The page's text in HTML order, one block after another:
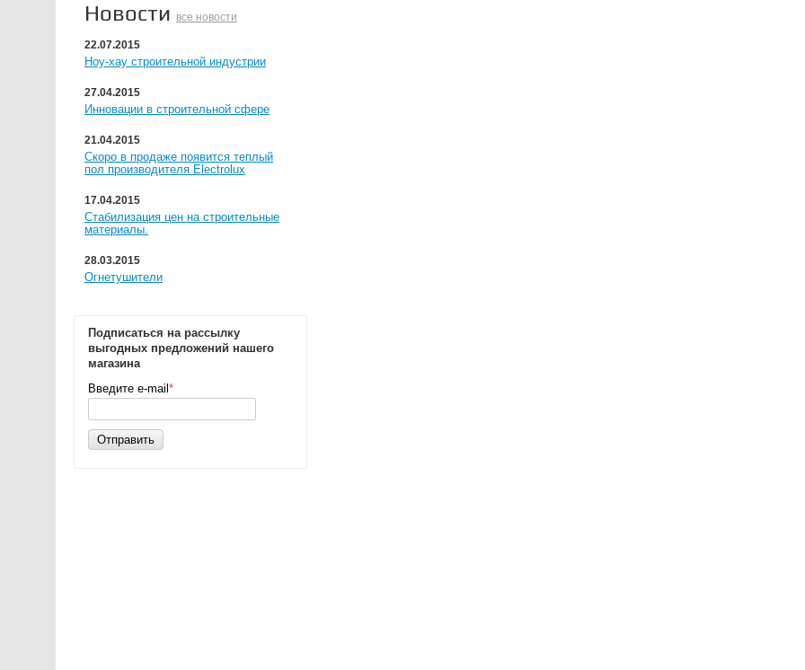
Новости все новости
22.07.2015
Ноу-хау строительной индустрии
27.04.2015
Инновации в строительной сфере
21.04.2015
Скоро в продаже появится теплый
пол производителя Electrolux
17.04.2015
Стабилизация цен на строительные
материалы.
28.03.2015
Огнетушители
Подписаться на рассылку
выгодных предложений нашего
магазина
Введите e-mail *
Отправить